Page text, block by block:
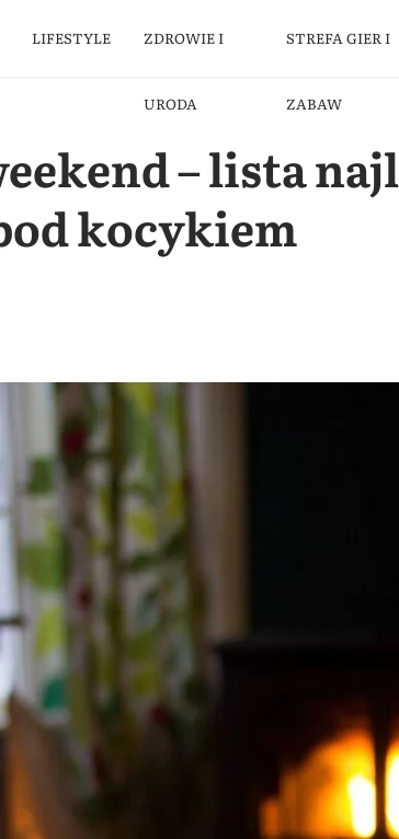
LIFESTYLE ZDROWIE I
URODA
STREFA GIER I
ZABAW
– lista
kocykiem